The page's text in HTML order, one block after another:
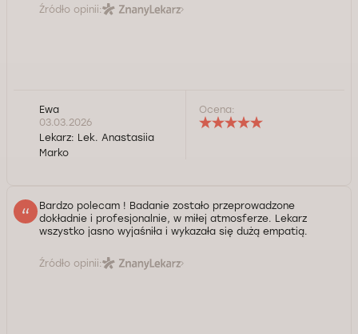
Źródło opinii:
Ewa
03.03.2026
Lekarz: Lek. Anastasiia
Marko
Ocena:
Bardzo polecam ! Badanie zostało przeprowadzone
dokładnie i profesjonalnie, w miłej atmosferze. Lekarz
wszystko jasno wyjaśniłа i wykazałа się dużą empatią.
Źródło opinii: